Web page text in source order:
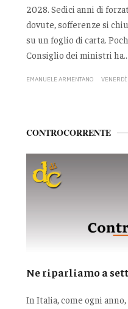
2028. Sedici anni di
dovute, sofferenze si
su un foglio di carta.
Consiglio dei ministri ha...
EMANUELE ARMENTANO
CONTROCORRENTE
Ne riparliamo a
In Italia, come ogni